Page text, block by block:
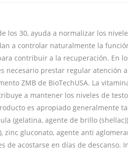
los 30, ayuda a normalizar los
a controlar naturalmente la
contribuir a la recuperación. En
prestar regular atención
ZMB de BioTechUSA. La
a mantener los niveles de
es apropiado generalmente
(gelatina, agente de brillo
gluconato, agente anti
acostarse en días de descanso.